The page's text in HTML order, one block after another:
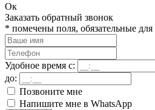
Ок
Заказать обратный звонок
* помечены поля, обязательные для
Удобное время с:
до:
Позвоните мне
Напишите мне в WhatsApp